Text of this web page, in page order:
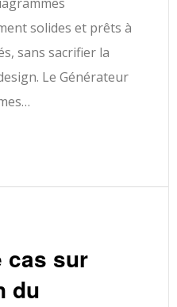
solides et prêts à
sans sacrifier la
Le Générateur
cas sur
du